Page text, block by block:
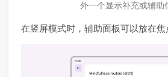
外一个显示补充或辅助
在竖屏模式时，辅助面板可以放在焦